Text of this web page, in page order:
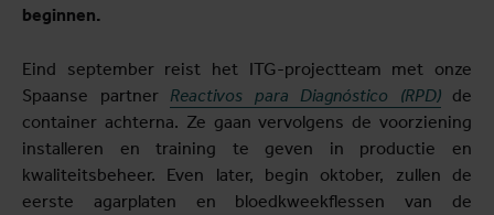
beginnen.
Eind september reist het ITG-projectteam met onze
Spaanse partner Reactivos para Diagnóstico (RPD)de
container achterna. Ze gaan vervolgens de voorziening
installeren en training te geven in productie en
kwaliteitsbeheer. Even later, begin oktober, zullen de
eerste agarplaten en bloedkweekflessen van de